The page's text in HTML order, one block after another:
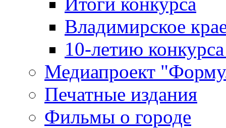
Владимирское
10-летию
Медиапроект
Печатные издания
Фильмы о городе